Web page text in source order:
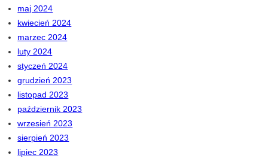
maj 2024
kwiecień 2024
marzec 2024
luty 2024
styczeń 2024
grudzień 2023
listopad 2023
październik 2023
wrzesień 2023
sierpień 2023
lipiec 2023